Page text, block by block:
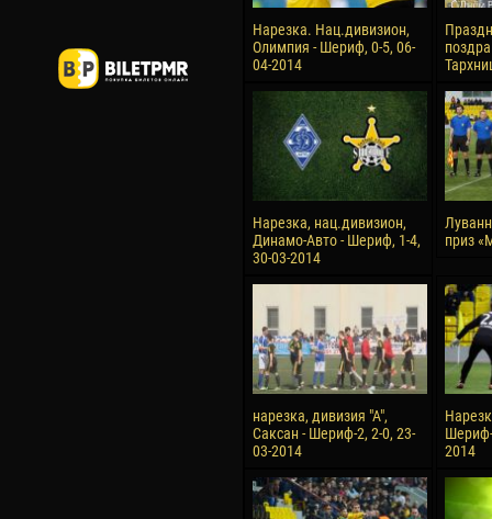
Нарезка. Нац.дивизион,
Олимпия - Шериф, 0-5, 06-
04-2014
Нарезка, нац.дивизион,
Динамо-Авто - Шериф, 1-4,
30-03-2014
приз
нарезка, дивизия "А",
Саксан - Шериф-2, 2-0, 23-
03-2014
Шериф-
2014